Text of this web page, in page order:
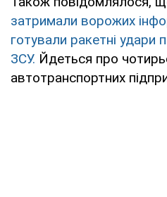
затримали ворожих
готували ракетні удари
ЗСУ. Йдеться про
автотранспортних